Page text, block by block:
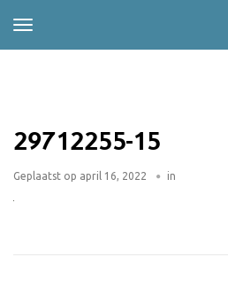
29712255-15
Geplaatst op april 16, 2022 in